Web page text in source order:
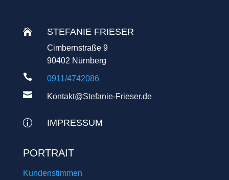
 STEFANIE FRIESER
Cimbernstraße 9
90402 Nürnberg
 0911/4742086
 Kontakt@Stefanie-Frieser.de
p IMPRESSUM
PORTRAIT
Kundenstimmen